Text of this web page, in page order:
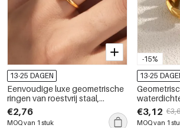
13-25 DAGEN
Eenvoudige luxe geometrische
ringen van roestvrij staal,
waterdicht, met goudkleurige
zirkonia.
€2,76
MOQ van 1 stuk
-15%
13-25
staal
€3,12
MOQ van 1